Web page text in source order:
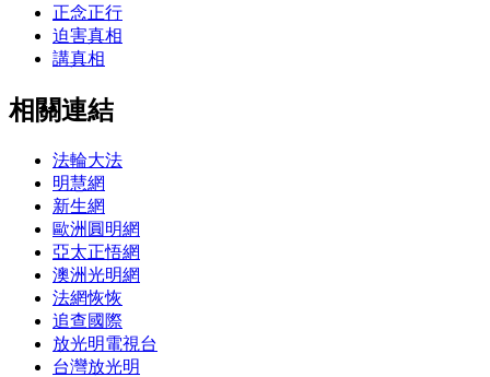
正念正行
迫害真相
講真相
相關連結
法輪大法
明慧網
新生網
歐洲圓明網
亞太正悟網
澳洲光明網
法網恢恢
追查國際
放光明電視台
台灣放光明